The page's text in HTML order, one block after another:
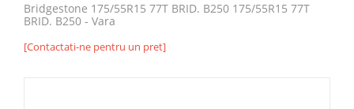
Bridgestone 175/55R15 77T BRID. B250 175/55R15 77T
BRID. B250 - Vara
[Contactati-ne pentru un pret]